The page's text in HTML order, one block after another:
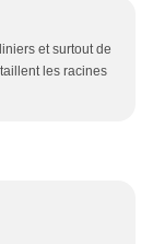
et surtout de
les racines